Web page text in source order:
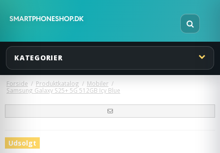
KATEGORIER
Forside / Produktkatalog / Mobiler /
Samsung Galaxy S25+ 5G 512GB Icy Blue
Udsolgt